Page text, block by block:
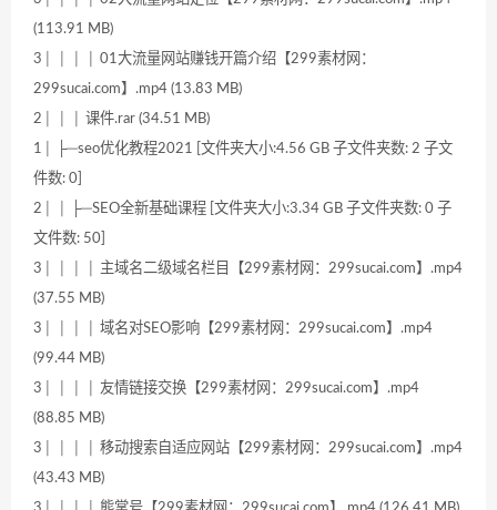
(113.91 MB)
3│ │ │ │ 01大流量网站赚钱开篇介绍【299素材网：
299sucai.com】.mp4 (13.83 MB)
2│ │ │ 课件.rar (34.51 MB)
1│ ├─seo优化教程2021 [文件夹大小:4.56 GB 子文件夹数: 2 子文
件数: 0]
2│ │ ├─SEO全新基础课程 [文件夹大小:3.34 GB 子文件夹数: 0 子
文件数: 50]
3│ │ │ │ 主域名二级域名栏目【299素材网：299sucai.com】.mp4
(37.55 MB)
3│ │ │ │ 域名对SEO影响【299素材网：299sucai.com】.mp4
(99.44 MB)
3│ │ │ │ 友情链接交换【299素材网：299sucai.com】.mp4
(88.85 MB)
3│ │ │ │ 移动搜索自适应网站【299素材网：299sucai.com】.mp4
(43.43 MB)